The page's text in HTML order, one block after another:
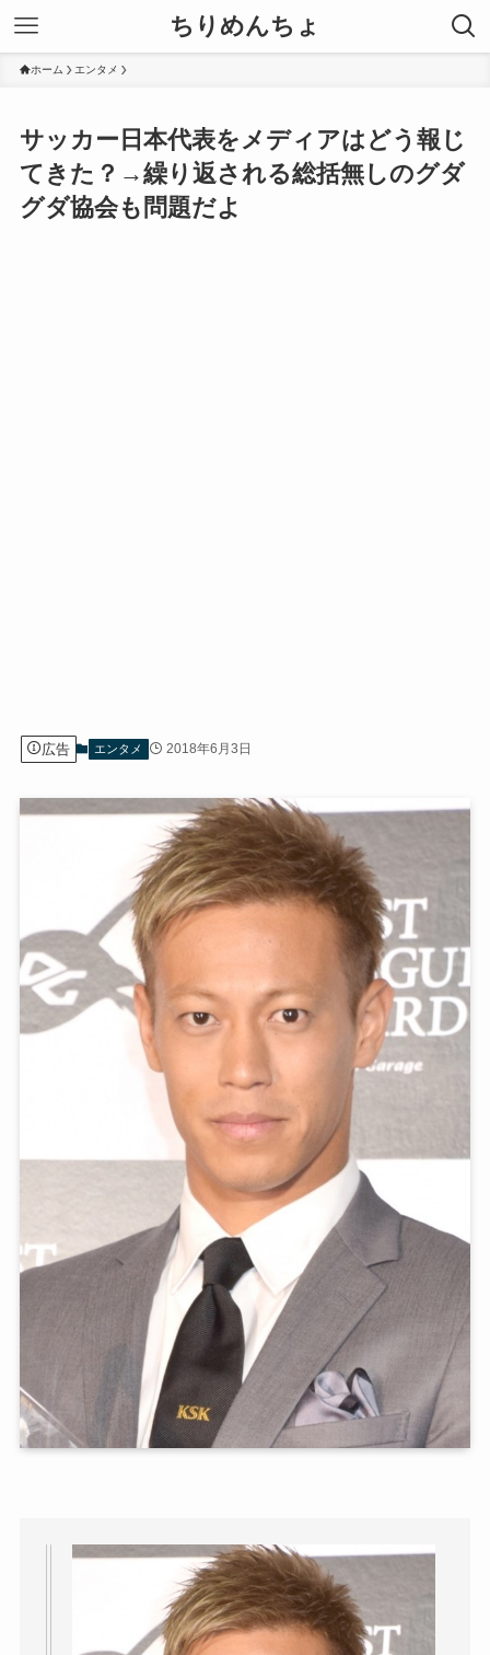
ちりめんちょ
ホーム エンタメ
サッカー日本代表をメディアはどう報じ
てきた？→繰り返される総括無しのグダ
グダ協会も問題だよ
広告 エンタメ 2018年6月3日